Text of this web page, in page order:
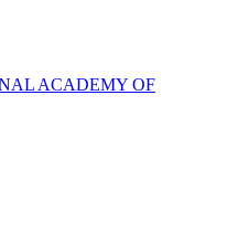
ACADEMY OF